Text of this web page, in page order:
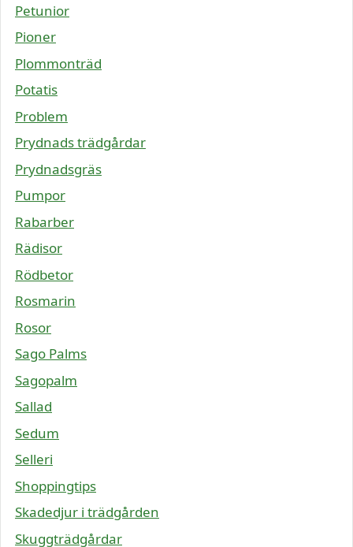
Petunior
Pioner
Plommonträd
Potatis
Problem
Prydnads trädgårdar
Prydnadsgräs
Pumpor
Rabarber
Rädisor
Rödbetor
Rosmarin
Rosor
Sago Palms
Sagopalm
Sallad
Sedum
Selleri
Shoppingtips
Skadedjur i trädgården
Skuggträdgårdar